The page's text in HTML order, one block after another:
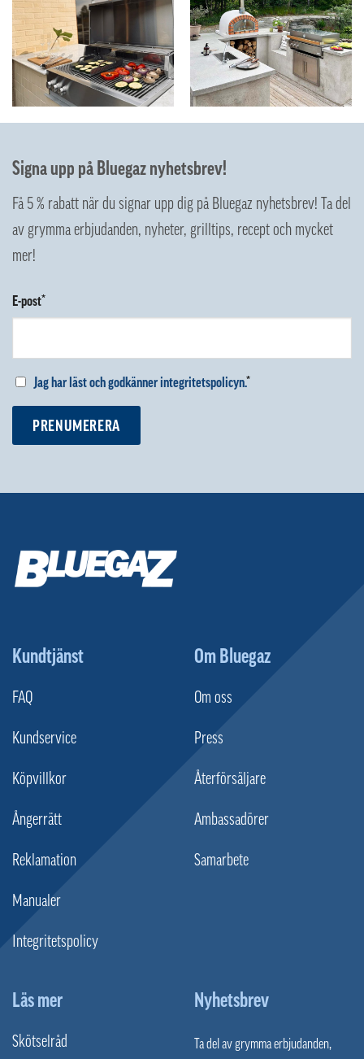
Signa upp på Bluegaz nyhetsbrev!
Få 5 % rabatt när du signar upp dig på Bluegaz nyhetsbrev! Ta del
av grymma erbjudanden, nyheter, grilltips, recept och mycket
mer!
E-post*
Jag har läst och godkänner integritetspolicyn.*
PRENUMERERA
Kundtjänst
FAQ
Kundservice
Köpvillkor
Ångerrätt
Reklamation
Manualer
Integritetspolicy
Om Bluegaz
Om oss
Press
Återförsäljare
Ambassadörer
Samarbete
Läs mer
Skötselråd
Nyhetsbrev
Ta del av grymma erbjudanden,